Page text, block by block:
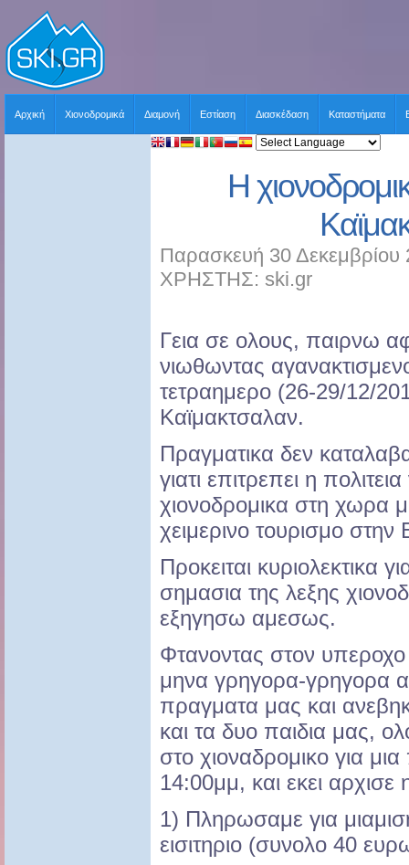
Αρχική Χιονοδρομικά Διαμονή Εστίαση Διασκέδαση Καταστήματα
Η
Παρασκευή 30 Δεκεμβρίου
ΧΡΗΣΤΗΣ: ski.gr
Γεια σε ολους, παιρνω
νιωθωντας
τετραημερο (26-29/12/
Καϊμακτσαλαν.
Πραγματικα δεν
γιατι επιτρεπει η
χιονοδρομικα στη χωρα
χειμερινο τουρισμο
Προκειται κυριολεκτικα
σημασια της λεξης
εξηγησω αμεσως.
Φτανοντας στον
μηνα γρηγορα-γρηγορα
πραγματα μας και
και τα δυο παιδια μας,
στο χιοναδρομικο για
14:00μμ, και εκει
1) Πληρωσαμε για
εισιτηριο (συνολο 40